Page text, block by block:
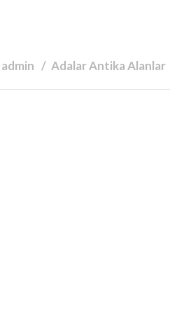
Adalar Antika Alanlar